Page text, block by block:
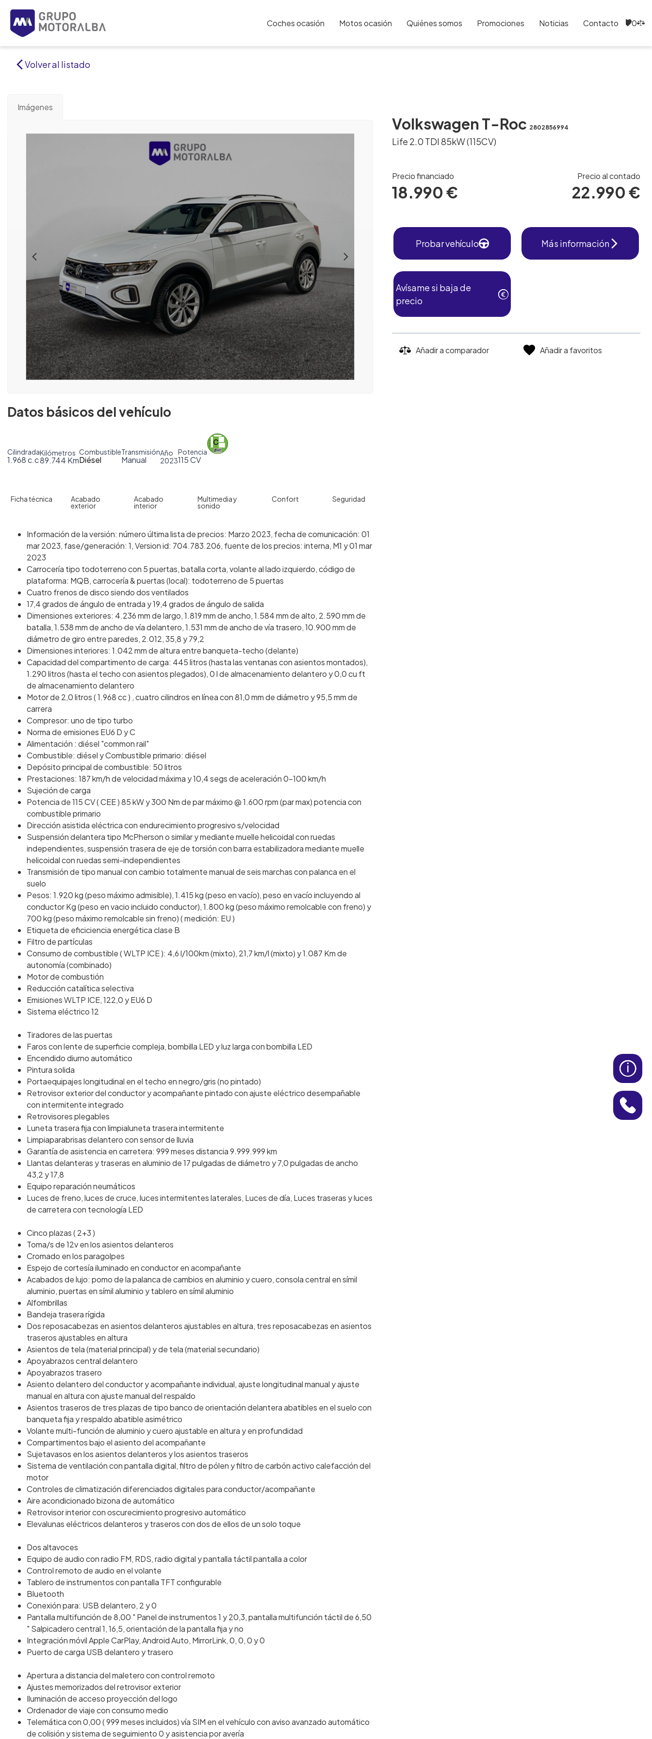
Coches ocasión Motos ocasión Quiénes somos Promociones Noticias Contacto 0
Volver al listado
Imágenes
Volkswagen T-Roc 2802856994
Life 2.0 TDI 85kW (115CV)
Precio financiado
18.990 €
Precio al contado
22.990 €
Probar vehículo Más información
Avísame si baja de
precio
Añadir a comparador Añadir a favoritos
Datos básicos del vehículo
Cilindrada
1.968 c.c
Kilómetros
89.744 Km
Combustible
Diésel
Transmisión
Manual
Año
2023
Potencia
115 CV
Ficha técnica
Información de la versión: número última lista de precios: Marzo 2023, fecha de comunicación: 01
mar 2023, fase/generación: 1, Version id: 704.783.206, fuente de los precios: interna, M1 y 01 mar
2023
Carrocería tipo todoterreno con 5 puertas, batalla corta, volante al lado izquierdo, código de
plataforma: MQB, carrocería & puertas (local): todoterreno de 5 puertas
Cuatro frenos de disco siendo dos ventilados
17,4 grados de ángulo de entrada y 19,4 grados de ángulo de salida
Dimensiones exteriores: 4.236 mm de largo, 1.819 mm de ancho, 1.584 mm de alto, 2.590 mm de
batalla, 1.538 mm de ancho de vía delantero, 1.531 mm de ancho de vía trasero, 10.900 mm de
diámetro de giro entre paredes, 2.012, 35,8 y 79,2
Dimensiones interiores: 1.042 mm de altura entre banqueta-techo (delante)
Capacidad del compartimento de carga: 445 litros (hasta las ventanas con asientos montados),
1.290 litros (hasta el techo con asientos plegados), 0 l de almacenamiento delantero y 0,0 cu ft
de almacenamiento delantero
Motor de 2,0 litros ( 1.968 cc ) , cuatro cilindros en línea con 81,0 mm de diámetro y 95,5 mm de
carrera
Compresor: uno de tipo turbo
Norma de emisiones EU6 D y C
Alimentación : diésel "common rail"
Combustible: diésel y Combustible primario: diésel
Depósito principal de combustible: 50 litros
Prestaciones: 187 km/h de velocidad máxima y 10,4 segs de aceleración 0-100 km/h
Sujeción de carga
Potencia de 115 CV ( CEE ) 85 kW y 300 Nm de par máximo @ 1.600 rpm (par max) potencia con
combustible primario
Dirección asistida eléctrica con endurecimiento progresivo s/velocidad
Suspensión delantera tipo McPherson o similar y mediante muelle helicoidal con ruedas
independientes, suspensión trasera de eje de torsión con barra estabilizadora mediante muelle
helicoidal con ruedas semi-independientes
Transmisión de tipo manual con cambio totalmente manual de seis marchas con palanca en el
suelo
Pesos: 1.920 kg (peso máximo admisible), 1.415 kg (peso en vacío), peso en vacío incluyendo al
conductor Kg (peso en vacio incluido conductor), 1.800 kg (peso máximo remolcable con freno) y
700 kg (peso máximo remolcable sin freno) ( medición: EU )
Etiqueta de eficiciencia energética clase B
Filtro de partículas
Consumo de combustible ( WLTP ICE ): 4,6 l/100km (mixto), 21,7 km/l (mixto) y 1.087 Km de
autonomía (combinado)
Motor de combustión
Reducción catalítica selectiva
Emisiones WLTP ICE, 122,0 y EU6 D
Sistema eléctrico 12
Acabado
exterior
Tiradores de las puertas
Faros con lente de superficie compleja, bombilla LED y luz larga con bombilla LED
Encendido diurno automático
Pintura solida
Portaequipajes longitudinal en el techo en negro/gris (no pintado)
Retrovisor exterior del conductor y acompañante pintado con ajuste eléctrico desempañable
con intermitente integrado
Retrovisores plegables
Luneta trasera fija con limpialuneta trasera intermitente
Limpiaparabrisas delantero con sensor de lluvia
Garantía de asistencia en carretera: 999 meses distancia 9.999.999 km
Llantas delanteras y traseras en aluminio de 17 pulgadas de diámetro y 7,0 pulgadas de ancho
43,2 y 17,8
Equipo reparación neumáticos
Luces de freno, luces de cruce, luces intermitentes laterales, Luces de día, Luces traseras y luces
de carretera con tecnología LED
Acabado
interior
Cinco plazas ( 2+3 )
Toma/s de 12v en los asientos delanteros
Cromado en los paragolpes
Espejo de cortesía iluminado en conductor en acompañante
Acabados de lujo: pomo de la palanca de cambios en aluminio y cuero, consola central en símil
aluminio, puertas en símil aluminio y tablero en símil aluminio
Alfombrillas
Bandeja trasera rígida
Dos reposacabezas en asientos delanteros ajustables en altura, tres reposacabezas en asientos
traseros ajustables en altura
Asientos de tela (material principal) y de tela (material secundario)
Apoyabrazos central delantero
Apoyabrazos trasero
Asiento delantero del conductor y acompañante individual, ajuste longitudinal manual y ajuste
manual en altura con ajuste manual del respaldo
Asientos traseros de tres plazas de tipo banco de orientación delantera abatibles en el suelo con
banqueta fija y respaldo abatible asimétrico
Volante multi-función de aluminio y cuero ajustable en altura y en profundidad
Compartimentos bajo el asiento del acompañante
Sujetavasos en los asientos delanteros y los asientos traseros
Sistema de ventilación con pantalla digital, filtro de pólen y filtro de carbón activo calefacción del
motor
Controles de climatización diferenciados digitales para conductor/acompañante
Aire acondicionado bizona de automático
Retrovisor interior con oscurecimiento progresivo automático
Elevalunas eléctricos delanteros y traseros con dos de ellos de un solo toque
Multimedia y
sonido
Dos altavoces
Equipo de audio con radio FM, RDS, radio digital y pantalla táctil pantalla a color
Control remoto de audio en el volante
Tablero de instrumentos con pantalla TFT configurable
Bluetooth
Conexión para: USB delantero, 2 y 0
Pantalla multifunción de 8,00 " Panel de instrumentos 1 y 20,3, pantalla multifunción táctil de 6,50
" Salpicadero central 1, 16,5, orientación de la pantalla fija y no
Integración móvil Apple CarPlay, Android Auto, MirrorLink, 0, 0, 0 y 0
Puerto de carga USB delantero y trasero
Confort
Apertura a distancia del maletero con control remoto
Ajustes memorizados del retrovisor exterior
Iluminación de acceso proyección del logo
Ordenador de viaje con consumo medio
Telemática con 0,00 ( 999 meses incluidos) vía SIM en el vehículo con aviso avanzado automático
de colisión y sistema de seguimiento 0 y asistencia por avería
Seguridad